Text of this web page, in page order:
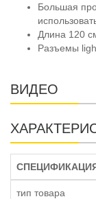
Большая
Длина 120
Разъемы
ВИДЕО
тип товара